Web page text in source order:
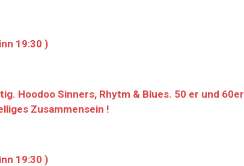
19:30 )
Hoodoo Sinners, Rhytm & Blues. 50 er und 60er
Zusammensein !
19:30 )